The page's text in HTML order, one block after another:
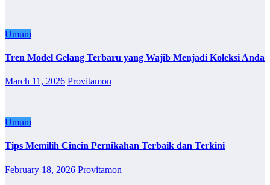
Umum
Tren Model Gelang Terbaru yang Wajib Menjadi Koleksi Anda
March 11, 2026 Provitamon
Umum
Tips Memilih Cincin Pernikahan Terbaik dan Terkini
February 18, 2026 Provitamon